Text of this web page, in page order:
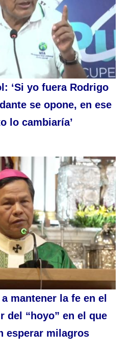
‘Si yo fuera Rodrigo
se opone, en ese
lo cambiaría’
mantener la fe en el
del “hoyo” en el que
esperar milagros